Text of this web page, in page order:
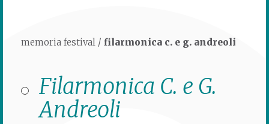
memoria festival / filarmonica c. e g. andreoli
Filarmonica C. e G.
Andreoli